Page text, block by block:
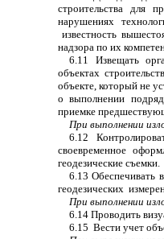
строительства для
нарушениях
известность
надзора по их
6.11 Извещать
объектах
объекте, который не
о выполнении
приемке
При выполнении
6.12
своевременное
геодезические съемки.
6.13 Обеспечивать
геодезических
При выполнении
6.14 Проводить
6.15 Вести учет